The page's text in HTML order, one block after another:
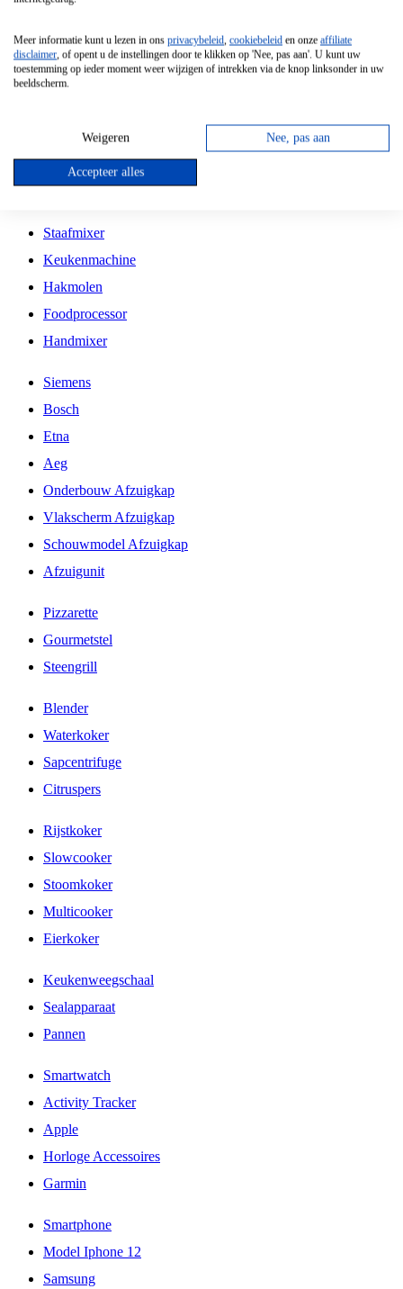
Vrijstaande Magnetron
Vrijstaande Kookplaat
Inbouw Gaskookplaat
Inbouw Keramische Kookplaat
Kookplaat Accessoires
Staafmixer
Keukenmachine
Hakmolen
Foodprocessor
Handmixer
Siemens
Bosch
Etna
Aeg
Onderbouw Afzuigkap
Vlakscherm Afzuigkap
Schouwmodel Afzuigkap
Afzuigunit
Pizzarette
Gourmetstel
Steengrill
Blender
Waterkoker
Sapcentrifuge
Citruspers
Rijstkoker
Slowcooker
Stoomkoker
Multicooker
Eierkoker
Keukenweegschaal
Sealapparaat
Pannen
Smartwatch
Activity Tracker
Apple
Horloge Accessoires
Garmin
Smartphone
Model Iphone 12
Samsung
Meer informatie kunt u lezen in ons privacybeleid, cookiebeleid en onze affiliate
disclaimer, of opent u de instellingen door te klikken op 'Nee, pas aan'. U kunt uw
toestemming op ieder moment weer wijzigen of intrekken via de knop linksonder in uw
beeldscherm.
Weigeren Nee, pas aan
Accepteer alles